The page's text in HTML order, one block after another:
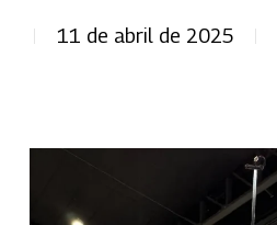
11 de abril de 2025